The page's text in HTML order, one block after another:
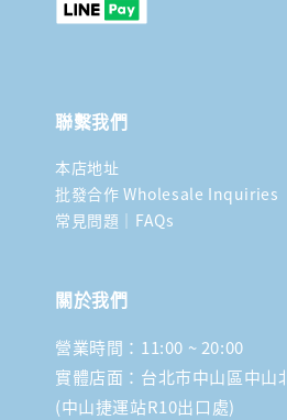
聯繫我們
本店地址
批發合作 Wholesale Inquiries
常見問題｜FAQs
關於我們
營業時間：11:00 ~ 20:00
實體店面：台北市中山區中山
(中山捷運站R10出口處)